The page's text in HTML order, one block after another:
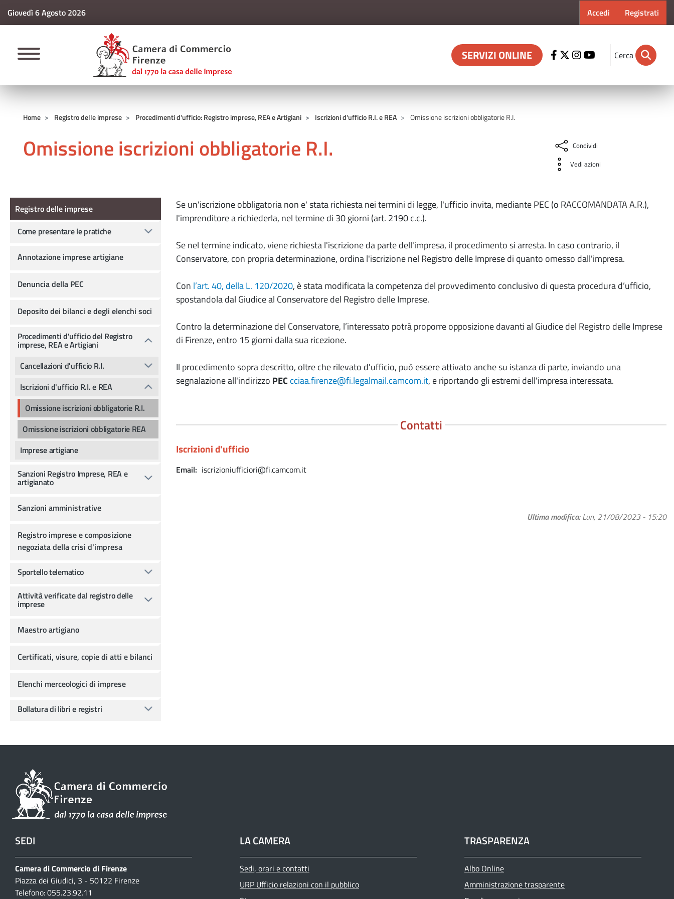
Giovedì 6 Agosto 2026 Menu profilo
Accedi Registrati
CAMERE DI COMMERCIO D'ITALIA
SERVIZI ONLINE Cerca
Home Registro delle imprese Procedimenti d'ufficio: Registro imprese, REA e Artigiani Iscrizioni d'ufficio R.I. e REA Omissione iscrizioni obbligatorie R.I.
Omissione iscrizioni obbligatorie R.I.
Condividi
Vedi azioni
Se un'iscrizione obbligatoria non e' stata richiesta nei termini di legge, l'ufficio invita, mediante PEC (o RACCOMANDATA A.R.),
l'imprenditore a richiederla, nel termine di 30 giorni (art. 2190 c.c.).
Se nel termine indicato, viene richiesta l'iscrizione da parte dell'impresa, il procedimento si arresta. In caso contrario, il
Conservatore, con propria determinazione, ordina l'iscrizione nel Registro delle Imprese di quanto omesso dall'impresa.
Con l’art. 40, della L. 120/2020, è stata modificata la competenza del provvedimento conclusivo di questa procedura d’ufficio,
spostandola dal Giudice al Conservatore del Registro delle Imprese.
Contro la determinazione del Conservatore, l’interessato potrà proporre opposizione davanti al Giudice del Registro delle Imprese
di Firenze, entro 15 giorni dalla sua ricezione.
Il procedimento sopra descritto, oltre che rilevato d'ufficio, può essere attivato anche su istanza di parte, inviando una
segnalazione all'indirizzo PEC cciaa.firenze@fi.legalmail.camcom.it, e riportando gli estremi dell'impresa interessata.
Contatti
Iscrizioni d'ufficio
Email iscrizioniufficiori@fi.camcom.it
Ultima modifica Lun, 21/08/2023 - 15:20
Registro delle imprese
Registro delle imprese
Come presentare le pratiche
Annotazione imprese artigiane
Denuncia della PEC
Deposito dei bilanci e degli elenchi soci
Procedimenti d'ufficio del Registro
imprese, REA e Artigiani
Cancellazioni d'ufficio R.I.
Iscrizioni d'ufficio R.I. e REA
Omissione iscrizioni obbligatorie R.I.
Omissione iscrizioni obbligatorie REA
Imprese artigiane
Sanzioni Registro Imprese, REA e
artigianato
Sanzioni amministrative
Registro imprese e composizione
negoziata della crisi d'impresa
Sportello telematico
Attività verificate dal registro delle
imprese
Maestro artigiano
Certificati, visure, copie di atti e bilanci
Elenchi merceologici di imprese
Bollatura di libri e registri
SEDI
Camera di Commercio di Firenze
Piazza dei Giudici, 3 - 50122 Firenze
Telefono: 055.23.92.11
LA CAMERA
Sedi, orari e contatti
URP Ufficio relazioni con il pubblico
TRASPARENZA
Albo Online
Amministrazione trasparente